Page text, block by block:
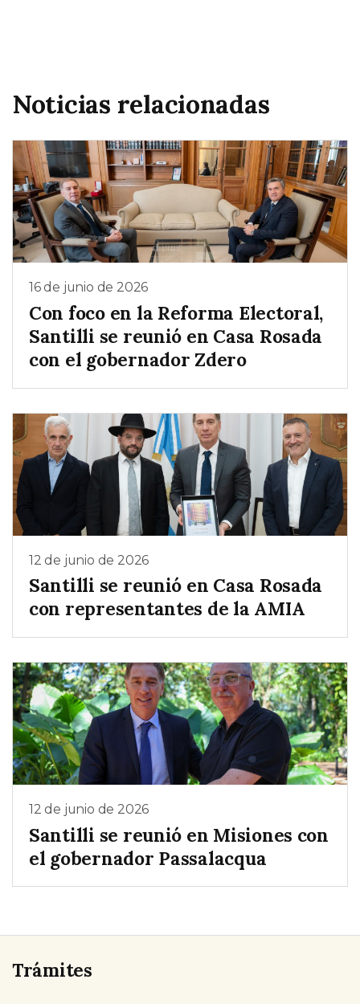
Noticias relacionadas
16 de junio de 2026
Con foco en la Reforma Electoral,
Santilli se reunió en Casa Rosada
con el gobernador Zdero
12 de junio de 2026
Santilli se reunió en Casa Rosada
con representantes de la AMIA
12 de junio de 2026
Santilli se reunió en Misiones con
el gobernador Passalacqua
Trámites